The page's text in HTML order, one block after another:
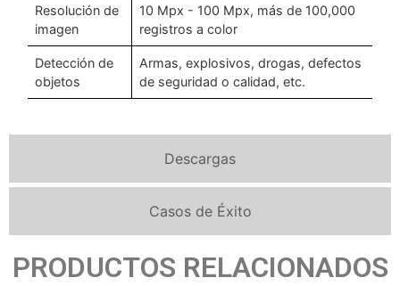
Descargas
Casos de Éxito
Resolución de
imagen
10 Mpx - 100 Mpx, más de 100,000
registros a color
Detección de
objetos
Armas, explosivos, drogas, defectos
de seguridad o calidad, etc.
PRODUCTOS RELACIONADOS